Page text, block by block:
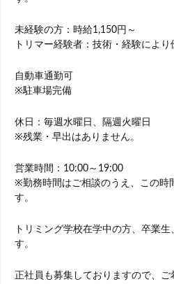
未経験の方：時給1,150円～
トリマー経験者：技術・経験により
自動車通勤可
※駐車場完備
休日：毎週水曜日、隔週火曜日
※残業・早出はありません。
営業時間：10:00～19:00
※勤務時間はご相談のうえ、この時
す。
トリミング学校在学中の方、卒業
す。
正社員も募集しておりますので、